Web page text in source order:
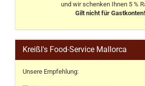
und wir schenken Ihnen 5 %
Gilt nicht für Gastkonten!
Kreißl's Food-Service Mallorca
Unsere Empfehlung: